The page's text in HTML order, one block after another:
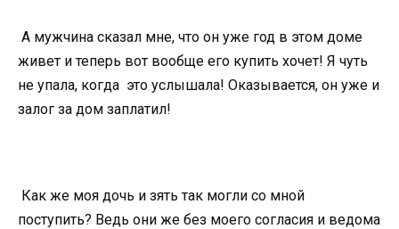
А мужчина сказал мне, что он уже год в этом доме
живет и теперь вот вообще его купить хочет! Я чуть
не упала, когда это услышала! Оказывается, он уже и
залог за дом заплатил!
Как же моя дочь и зять так могли со мной
поступить? Ведь они же без моего согласия и ведома